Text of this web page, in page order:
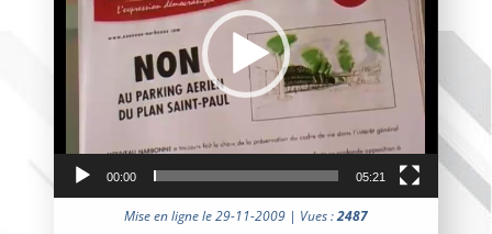
00:00 05:21
Mise en ligne le 29-11-2009 | Vues :2487